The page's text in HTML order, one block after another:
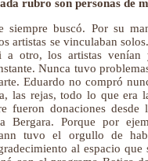
rubro son personas de
siempre buscó. Por su
artistas se vinculaban
otro, los artistas venían
Nunca tuvo
Eduardo no compró
las rejas, todo lo que era
fueron donaciones desde
Bergara. Porque por
tuvo el orgullo de
al espacio que